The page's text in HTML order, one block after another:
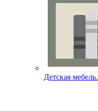
Детская